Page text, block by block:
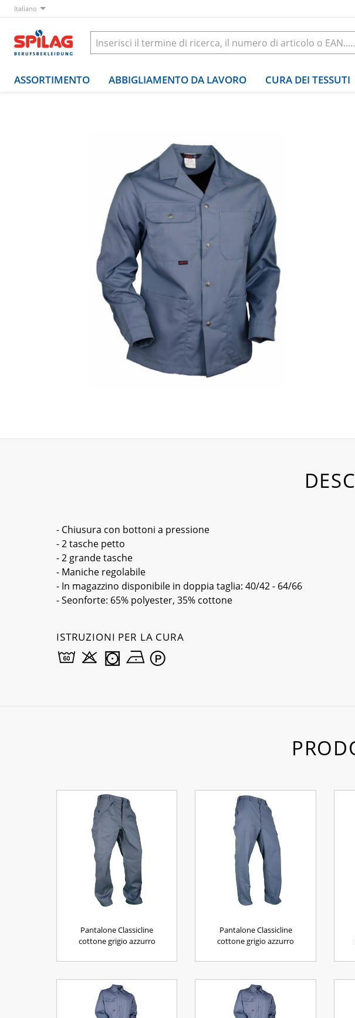
Italiano
ASSORTIMENTO ABBIGLIAMENTO DA LAVORO CURA DEI TESSUTI
- Chiusura con bottoni a pressione
- 2 tasche petto
- 2 grande tasche
- Maniche regolabile
- In magazzino disponibile in doppia taglia: 40/42 - 64/66
- Seonforte: 65% polyester, 35% cottone
ISTRUZIONI PER LA CURA
Pantalone Classicline
cottone grigio azzurro
Pantalone Classicline
cottone grigio azzurro